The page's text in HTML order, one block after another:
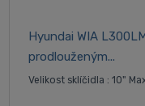
Hyundai WIA
prodlouženým...
Velikost sklíčidla : 10"